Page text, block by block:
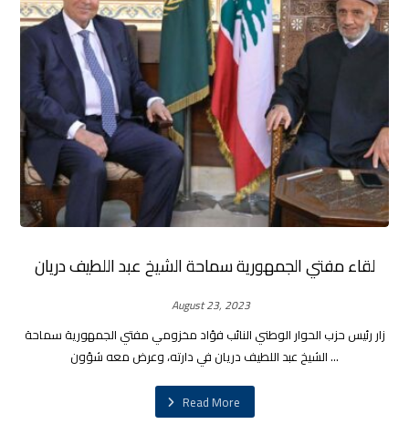
لقاء مفتي الجمهورية سماحة الشيخ عبد اللطيف دريان
August 23, 2023
زار رئيس حزب الحوار الوطني النائب فؤاد مخزومي مفتي الجمهورية سماحة
الشيخ عبد اللطيف دريان في دارته، وعرض معه شؤون ...
Read More